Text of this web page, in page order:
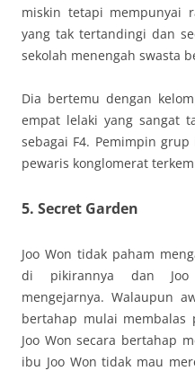
miskin tetapi mempunyai
yang tak tertandingi dan
sekolah menengah swasta
Dia bertemu dengan
empat lelaki yang sangat
sebagai F4. Pemimpin grup
pewaris konglomerat
5. Secret Garden
Joo Won tidak paham
di pikirannya dan Joo
mengejarnya. Walaupun
bertahap mulai membalas
Joo Won secara bertahap
ibu Joo Won tidak mau